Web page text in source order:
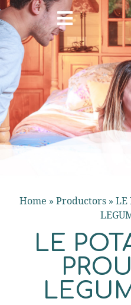
Home » Productors» LE
LE